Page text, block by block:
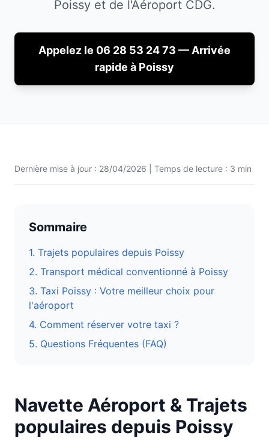
Poissyet de l'Aéroport CDG.
Appelez le 06 28 53 24 73 — Arrivée
rapide à Poissy
Dernière mise à jour : 28/04/2026 | Temps de lecture : 3 min
Sommaire
1. Trajets populaires depuis Poissy
2. Transport médical conventionné à Poissy
3. Taxi Poissy : Votre meilleur choix pour
l'aéroport
4. Comment réserver votre taxi ?
5. Questions Fréquentes (FAQ)
Navette Aéroport & Trajets
populaires depuis Poissy